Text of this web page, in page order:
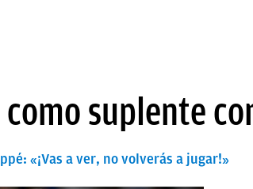
suplente
«¡Vas a ver, no volverás a jugar!»